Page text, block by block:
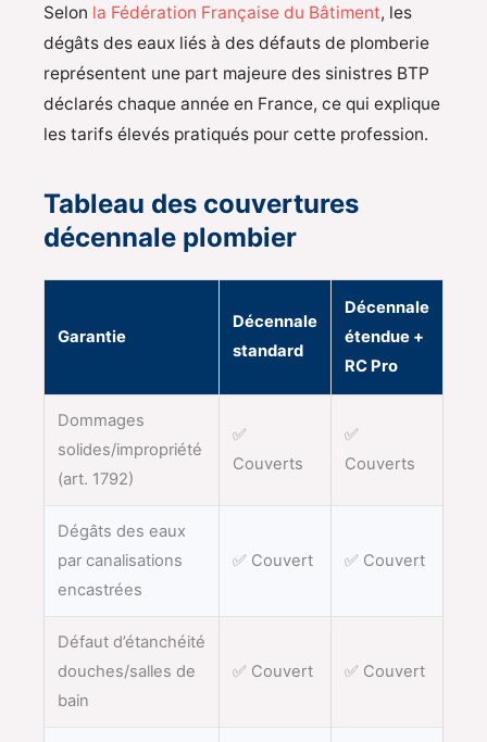
Selon la Fédération Française du Bâtiment, les
dégâts des eaux liés à des défauts de plomberie
représentent une part majeure des sinistres BTP
déclarés chaque année en France, ce qui explique
les tarifs élevés pratiqués pour cette profession.
Tableau des couvertures
décennale plombier
Garantie
Décennale
standard
Décennale
étendue +
RC Pro
Dommages
solides/impropriété
(art. 1792)
✅
Couverts
✅
Couverts
Dégâts des eaux
par canalisations
encastrées
✅ Couvert ✅ Couvert
Défaut d’étanchéité
douches/salles de
bain
✅ Couvert ✅ Couvert